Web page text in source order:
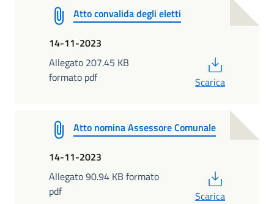
Atto convalida degli eletti
14-11-2023
Allegato 207.45 KB
formato pdf
Scarica
Atto nomina Assessore Comunale
14-11-2023
Allegato 90.94 KB formato
pdf
Scarica